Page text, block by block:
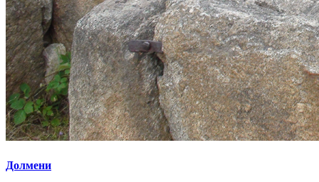
Долмени